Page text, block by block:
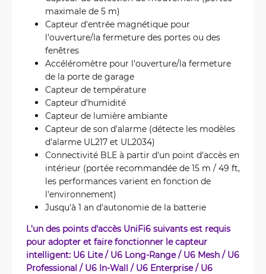
maximale de 5 m)
Capteur d'entrée magnétique pour
l'ouverture/la fermeture des portes ou des
fenêtres
Accéléromètre pour l'ouverture/la fermeture
de la porte de garage
Capteur de température
Capteur d'humidité
Capteur de lumière ambiante
Capteur de son d'alarme (détecte les modèles
d'alarme UL217 et UL2034)
Connectivité BLE à partir d'un point d'accès en
intérieur (portée recommandée de 15 m / 49 ft,
les performances varient en fonction de
l'environnement)
Jusqu'à 1 an d'autonomie de la batterie
L'un des points d'accès UniFi6 suivants est requis
pour adopter et faire fonctionner le capteur
intelligent: U6 Lite / U6 Long-Range / U6 Mesh / U6
Professional / U6 In-Wall / U6 Enterprise / U6